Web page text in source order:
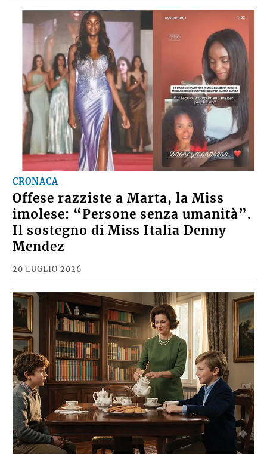
CRONACA
Offese razziste a Marta, la Miss
imolese: “Persone senza umanità”.
Il sostegno di Miss Italia Denny
Mendez
20 LUGLIO 2026